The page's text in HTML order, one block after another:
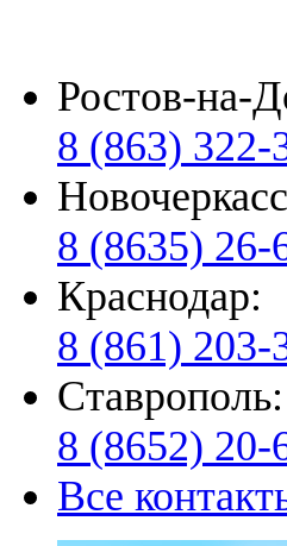
Ростов-на-
8 (863) 322-
8 (8635) 26-
Краснодар:
8 (861) 203-
Ставрополь:
8 (8652) 20-
Все